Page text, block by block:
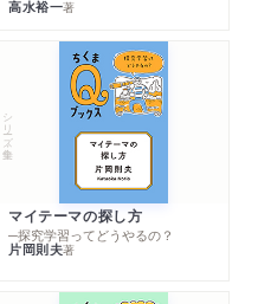
高水裕一著
シリーズ・全集
マイテーマの探し方
─探究学習ってどうやるの？
片岡則夫著